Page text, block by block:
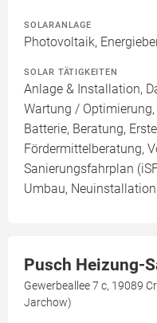
SOLARANLAGE
Photovoltaik,
SOLAR TÄTIGKEITEN
Anlage & Installation,
Wartung /
Batterie, Beratung,
Fördermittelberatung,
Sanierungsfahrplan
Umbau,
Pusch Heizung-
Gewerbeallee 7 c, 19089
Jarchow)